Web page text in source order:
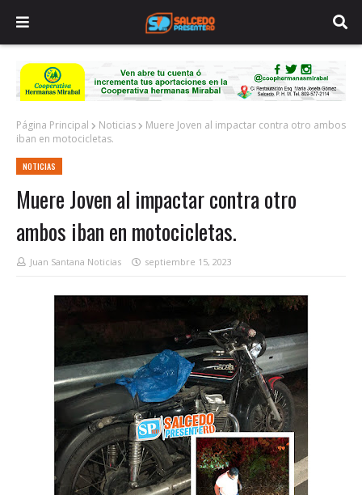
Página Principal Noticias
Muere Joven al impactar contra otro ambos
iban en motocicletas.
NOTICIAS
Muere Joven al impactar contra otro
ambos iban en motocicletas.
Juan Santana Noticias septiembre 15, 2023